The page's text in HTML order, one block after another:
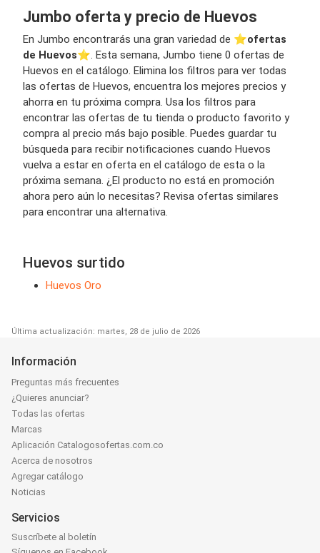
Jumbo oferta y precio de Huevos
En Jumbo encontrarás una gran variedad de ⭐️ofertas
de Huevos⭐️. Esta semana, Jumbo tiene 0 ofertas de
Huevos en el catálogo. Elimina los filtros para ver todas
las ofertas de Huevos, encuentra los mejores precios y
ahorra en tu próxima compra. Usa los filtros para
encontrar las ofertas de tu tienda o producto favorito y
compra al precio más bajo posible. Puedes guardar tu
búsqueda para recibir notificaciones cuando Huevos
vuelva a estar en oferta en el catálogo de esta o la
próxima semana. ¿El producto no está en promoción
ahora pero aún lo necesitas? Revisa ofertas similares
para encontrar una alternativa.
Huevos surtido
Huevos Oro
Última actualización: martes, 28 de julio de 2026
Información
Preguntas más frecuentes
¿Quieres anunciar?
Todas las ofertas
Marcas
Aplicación Catalogosofertas.com.co
Acerca de nosotros
Agregar catálogo
Noticias
Servicios
Suscríbete al boletín